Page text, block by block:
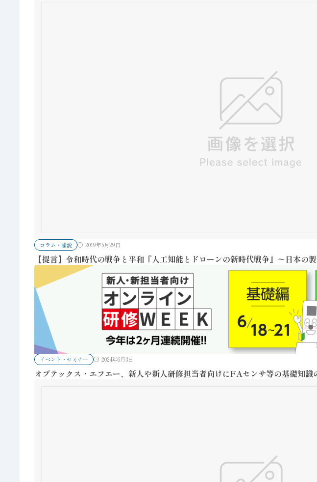
コラム・論説 2019年5月29日
【提言】令和時代の戦争と平和『人工知能とドローンの新時代戦争』〜日本の
イベント・セミナー 2024年6月3日
オプテックス・エフエー、新人や新人研修担当者向けにFAセンサ等の基礎知識